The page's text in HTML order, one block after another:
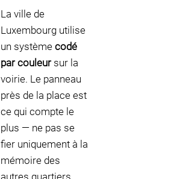
La ville de
Luxembourg utilise
un système codé
par couleursur la
voirie. Le panneau
près de la place est
ce qui compte le
plus — ne pas se
fier uniquement à la
mémoire des